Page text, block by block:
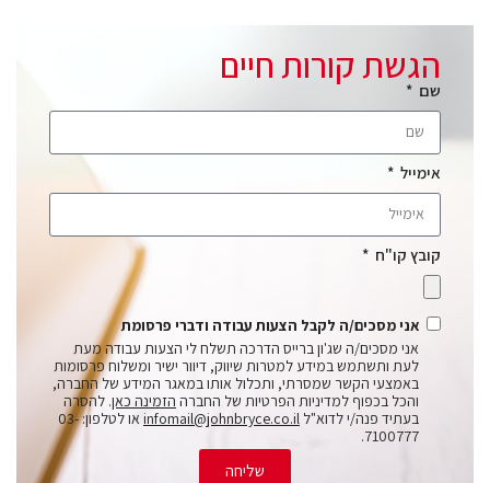
הגשת קורות חיים
שם
אימייל
קובץ קו"ח
אני מסכים/ה לקבל הצעות עבודה ודברי פרסומת
אני מסכים/ה שג'ון ברייס הדרכה תשלח לי הצעות עבודה מעת
לעת ותשתמש במידע למטרות שיווק, דיוור ישיר ומשלוח פרסומות
באמצעי הקשר שמסרתי, ותכלול אותו במאגר המידע של החברה,
והכל בכפוף למדיניות הפרטיות של החברה הזמינה כאן. להסרה
בעתיד פנה/י לדוא"ל infomail@johnbryce.co.il
או לטלפון: 03-
7100777.
שליחה